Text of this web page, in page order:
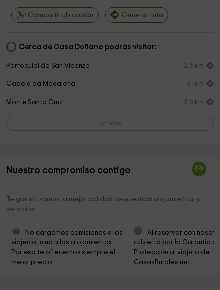
Compartir ubicación Generar ruta
Cerca de Casa Doñano podrás visitar:
Parroquial de San Vicenzo 2,6 km
Capela da Madalena 3,1 km
Monte Santa Cruz 3,6 km
Santuario de Nuestra Señora de las Virtudes
Ría de Ribadeo 4,1 km
Capela de S. Roque
Ermida de San Xillao
Santa Eulalia de la Devesa
Cementerio A Devesa, Lugo 4,5 km
Más
Nuestro compromiso contigo
Te garantizamos la mejor calidad de nuestros alojamientos y
servicios
No cargamos comisiones a los
viajeros, sino a los alojamientos.
Por eso te ofrecemos siempre el
mejor precio.
Al reservar con
cubierto por la Garantía
Protección al viajero de
CasasRurales.net